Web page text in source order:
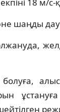
18 м/с-
шаңды
болуға,